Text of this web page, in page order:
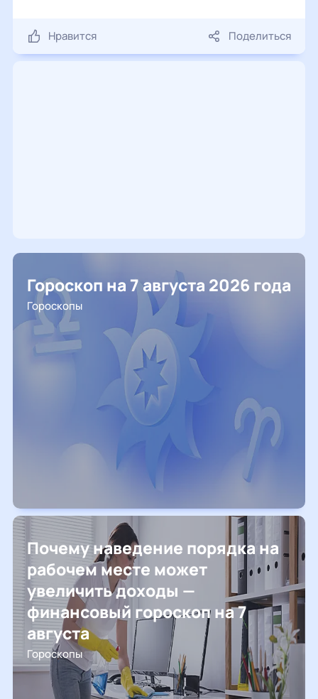
Нравится Поделиться
Гороскоп на 7 августа 2026 года
Гороскопы
Почему наведение порядка на
рабочем месте может
увеличить доходы —
финансовый гороскоп на 7
августа
Гороскопы